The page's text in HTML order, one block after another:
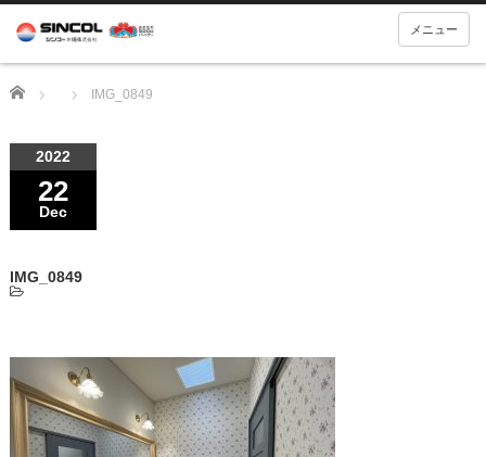
メニュー
Home IMG_0849
2022
22
Dec
IMG_0849